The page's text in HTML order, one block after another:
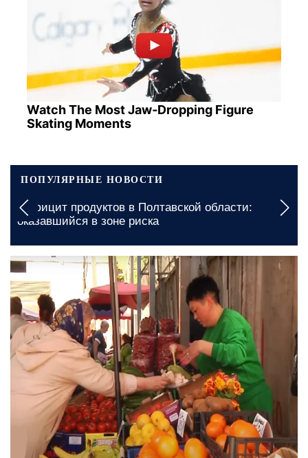
Watch The Most Jaw‑Dropping Figure
Skating Moments
ПОПУЛЯРНЫЕ НОВОСТИ
Дефицит продуктов в Полтавской области:
оказавшийся в зоне риска
12 мая, 21:00